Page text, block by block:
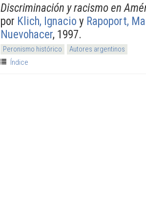
Discriminación y racismo en
por Klich, Ignacio y Rapoport,
Nuevohacer, 1997.
Peronismo histórico
Autores argentinos
Índice